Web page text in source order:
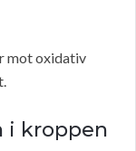
mot oxidativ
i kroppen